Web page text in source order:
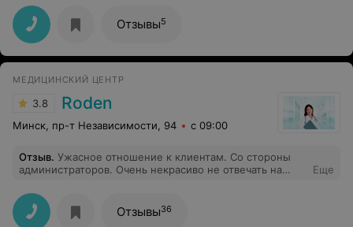
делают лазерную эпиляцию ,а главное что без боли и
эффект потрисающий.я уже сегодня пришла четвёртый
раз ,делаю разные зоны,осталась очень доволно от
результатов.спасибо за качественную работу.теперь я
ваш постоянный клиент
Отзывы5
МЕДИЦИНСКИЙ ЦЕНТР
3.8 Roden
Минск, пр-т Независимости, 94 с 09:00
Отзыв. Ужасное отношение к клиентам. Со стороны
администраторов. Очень некрасиво не отвечать на
как и когда хотят. Просьба руководства принять меры
по отношению к администраторам. Я являюсь
постоянным клиентам на различные процедуры.
Еще
Отзывы36